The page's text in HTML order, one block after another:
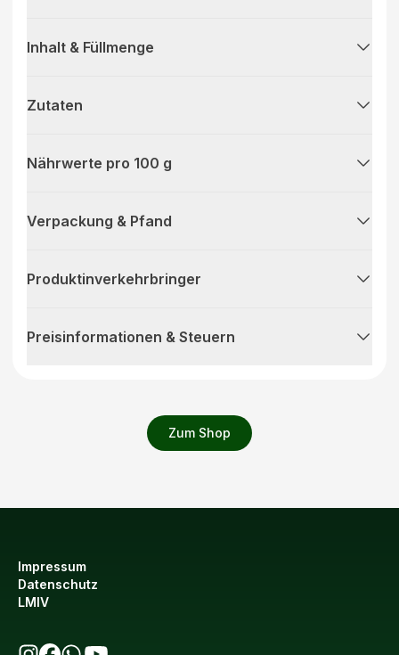
Zum Shop
Inhalt & Füllmenge
Zutaten
Nährwerte pro 100 g
Verpackung & Pfand
Produktinverkehrbringer
Preisinformationen & Steuern
Impressum
Datenschutz
LMIV